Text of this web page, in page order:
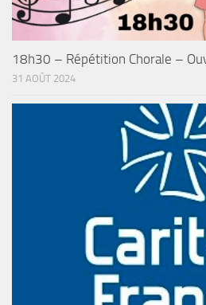
18h30 – Répétition Chorale –
31 AOÛT 2024